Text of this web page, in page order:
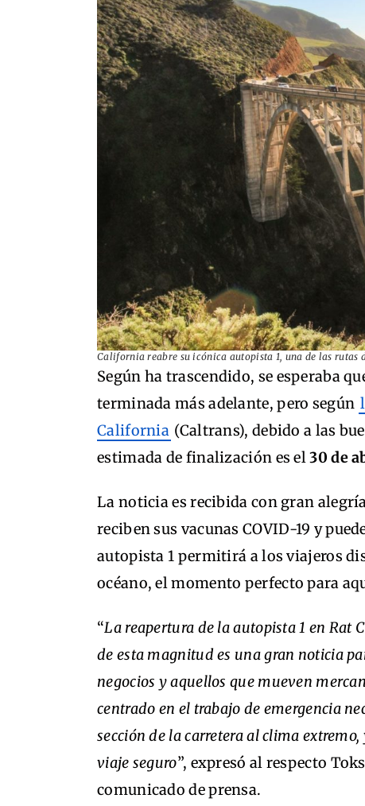
California reabre su icónica autopista 1, una de las rutas
Según ha trascendido, se esperaba
terminada más adelante, pero según
California (Caltrans), debido a las
estimada de finalización es el30 de
La noticia es recibida con gran
reciben sus vacunas COVID-19 y
autopista 1 permitirá a los viajeros
océano, el momento perfecto para
“La reapertura de la autopista 1 en Rat
de esta magnitud es una gran noticia
negocios y aquellos que mueven
centrado en el trabajo de emergencia
sección de la carretera al clima
viaje seguro”, expresó al respecto
comunicado de prensa.